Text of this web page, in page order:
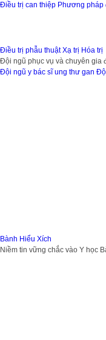
Điều trị can thiệp Phương pháp
Điều trị phẫu thuật Xạ trị Hóa trị
Đội ngũ phục vụ và chuyên gia
Đội ngũ y bác sĩ ung thư gan
Bành Hiểu Xích
Niềm tin vững chắc vào Y học